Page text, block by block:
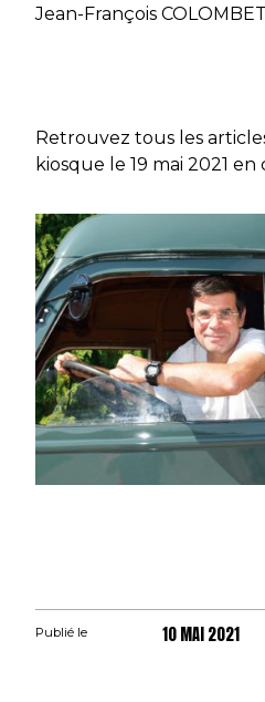
Jean-François COLOMBET
Retrouvez tous les
kiosque le 19 mai 2021
Publié le 10 MAI 2021